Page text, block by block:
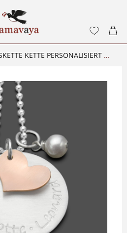
NAMENSKETTE KETTE PERSONALISIERT GRAVUR FAMILIENKETTE MY LOVED ONES ROSEGOLD SECRET